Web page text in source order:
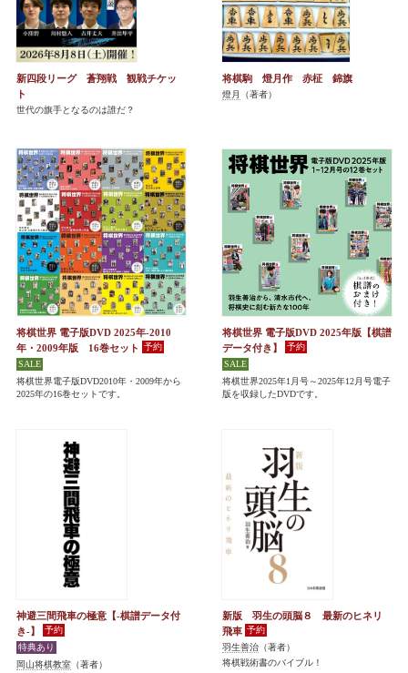
新四段リーグ 蒼翔戦 観戦チケッ
ト
世代の旗手となるのは誰だ？
将棋駒 燈月作 赤柾 錦旗
燈月 （著者）
将棋世界 電子版DVD 2025年-2010
年・2009年版 16巻セット
将棋世界電子版DVD2010年・2009年から
2025年の16巻セットです。
将棋世界 電子版DVD 2025年版【棋譜
データ付き】
将棋世界2025年1月号～2025年12月号電子
版を収録したDVDです。
神避三間飛車の極意【-棋譜データ付
き-】
岡山将棋教室 （著者）
新版 羽生の頭脳８ 最新のヒネリ
飛車
羽生善治 （著者）
将棋戦術書のバイブル！